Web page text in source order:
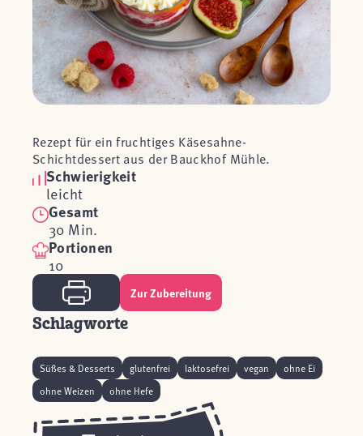
Rezept für ein fruchtiges Käsesahne-
Schichtdessert aus der Bauckhof Mühle.
Schwierigkeit
leicht
Gesamt
30 Min.
Portionen
10
Zur Zubereitung
Schlagworte
Süßes & Desserts glutenfrei laktosefrei vegan
ohne Ei
ohne Weizen
ohne Hefe